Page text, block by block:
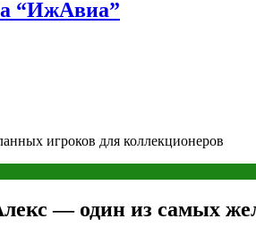
“ИжАвиа”
игроков для коллекционеров
— один из самых